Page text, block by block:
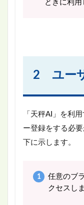
ときに利用
2 ユー
「天秤AI」を利
ー登録をする必
下に示します。
任意のブ
クセスし